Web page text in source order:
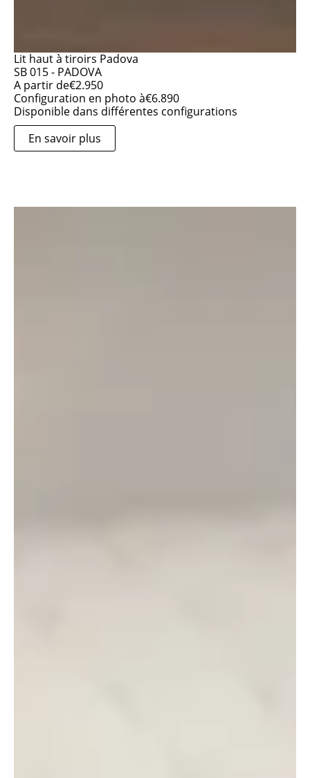
Lit haut à tiroirs Padova
SB 015 - PADOVA
A partir de€2.950
Configuration en photo à€6.890
Disponible dans différentes configurations
En savoir plus